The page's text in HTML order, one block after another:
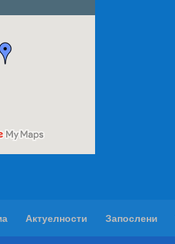
Актуелности Запослени